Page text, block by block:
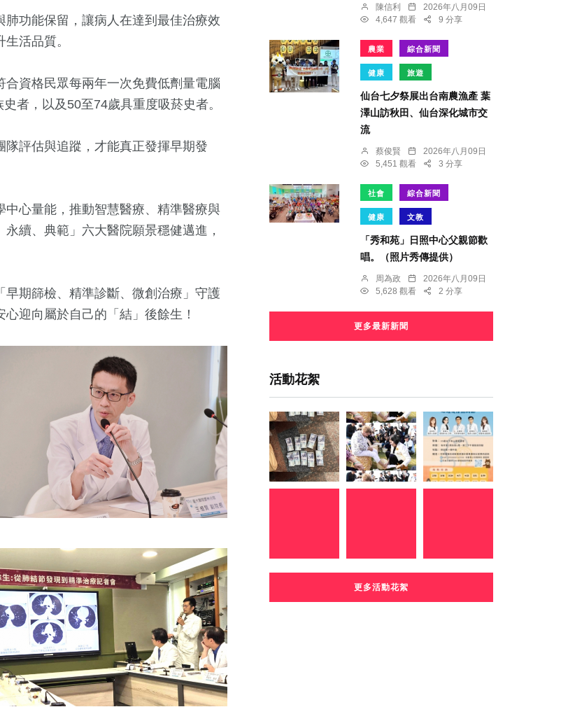
功能保留，讓病人在達到最佳治療效
活品質。
資格民眾每兩年一次免費低劑量電腦
者，以及50至74歲具重度吸菸史者。
評估與追蹤，才能真正發揮早期發
心量能，推動智慧醫療、精準醫療與
續、典範」六大醫院願景穩健邁進，
期篩檢、精準診斷、微創治療」守護
迎向屬於自己的「結」後餘生！
陳信利
2026年八月09日
4,647 觀看
9 分享
農業 綜合新聞
健康 旅遊
仙台七夕祭展出台南農漁產 葉
澤山訪秋田、仙台深化城市交
流
蔡俊賢
2026年八月09日
5,451 觀看
3 分享
社會 綜合新聞
健康 文教
「秀和苑」日照中心父親節歡
唱。（照片秀傳提供）
周為政
2026年八月09日
5,628 觀看
2 分享
更多最新新聞
活動花絮
更多活動花絮